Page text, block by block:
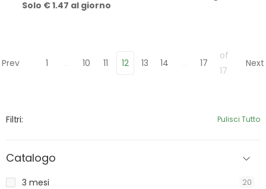
Solo € 1.47 al giorno
Prev 1 10 11 12 13 14 17
of
17
Next
Filtri: Pulisci Tutto
Catalogo
3 mesi 20